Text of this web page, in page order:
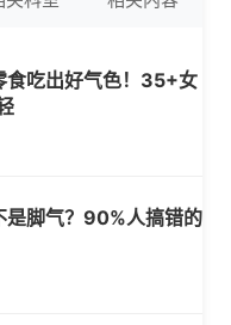
吃出好气色！35+女
是脚气？90%人搞错的